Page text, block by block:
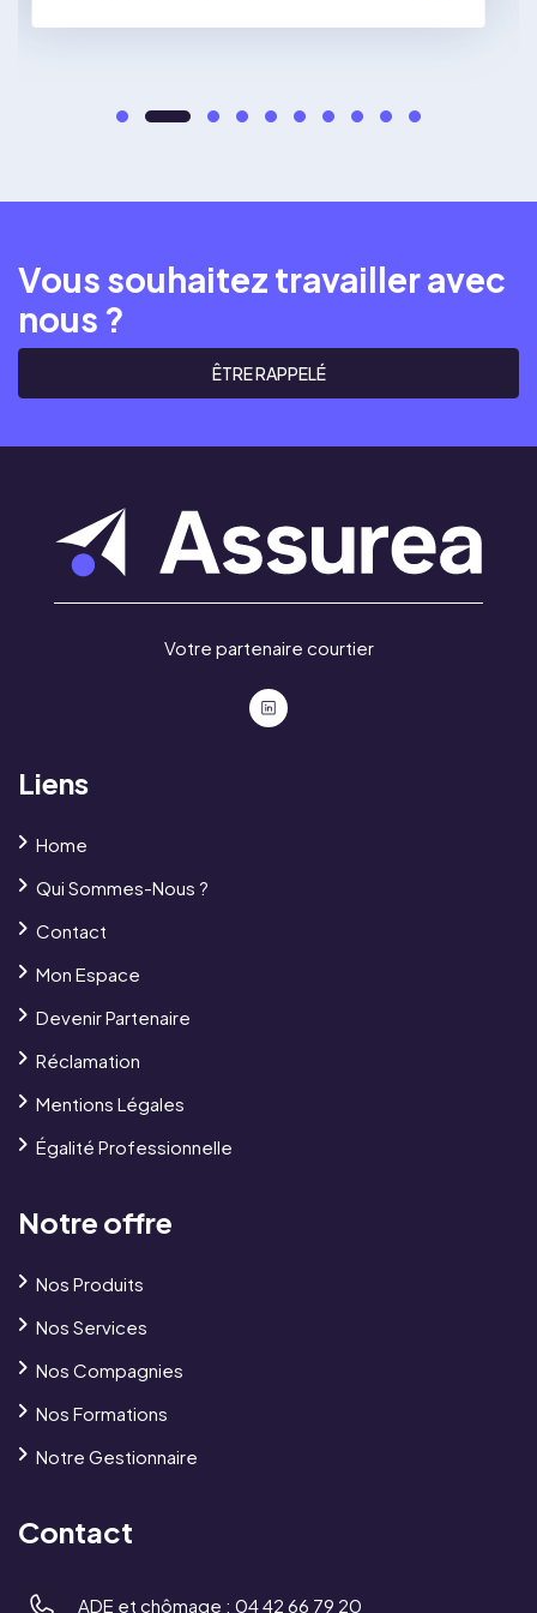
Vous souhaitez travailler avec
nous ?
ÊTRE RAPPELÉ
Votre partenaire courtier
Liens
Home
Qui Sommes-Nous ?
Contact
Mon Espace
Devenir Partenaire
Réclamation
Mentions Légales
Égalité Professionnelle
Notre offre
Nos Produits
Nos Services
Nos Compagnies
Nos Formations
Notre Gestionnaire
Contact
ADE et chômage : 04 42 66 79 20